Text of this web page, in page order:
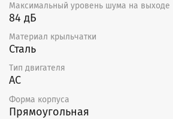
Максимальный уровень шума на выходе
84 дБ
Материал крыльчатки
Сталь
Тип двигателя
AC
Форма корпуса
Прямоугольная